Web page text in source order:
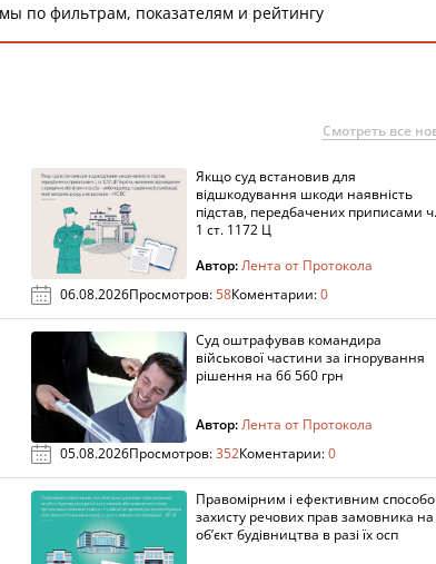
по фильтрам, показателям и рейтингу
Смотреть все
Якщо суд встановив для
відшкодування шкоди наявність
підстав, передбачених приписами ч.
1 ст. 1172 Ц
Автор:Лента от Протокола
06.08.2026Просмотров:58Коментарии:0
Суд оштрафував командира
військової частини за ігнорування
рішення на 66 560 грн
Автор:Лента от Протокола
05.08.2026Просмотров:352Коментарии:0
Правомірним і ефективним
захисту речових прав замовника на
об’єкт будівництва в разі їх осп